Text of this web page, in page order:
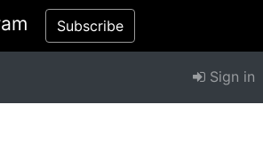
Subscribe
Sign in